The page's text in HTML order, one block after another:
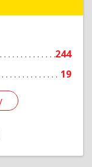
244
19